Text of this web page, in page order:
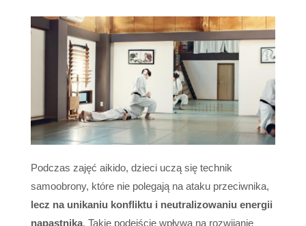
Podczas zajęć aikido, dzieci uczą się technik
samoobrony, które nie polegają na ataku przeciwnika,
lecz na unikaniu konfliktu i neutralizowaniu energii
napastnika. Takie podejście wpływa na rozwijanie